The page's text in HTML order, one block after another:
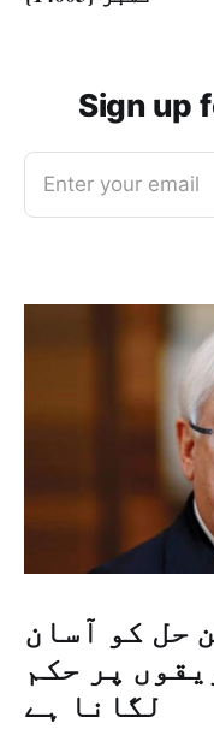
Sign up
Enter your email
حل کو آسان
پر حکم
لگانا ہے